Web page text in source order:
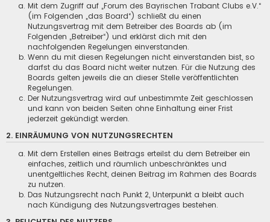
Mit dem Zugriff auf „Forum des Bayrischen Trabant Clubs e.V.“
(im Folgenden „das Board“) schließt du einen
Nutzungsvertrag mit dem Betreiber des Boards ab (im
Folgenden „Betreiber“) und erklärst dich mit den
nachfolgenden Regelungen einverstanden.
Wenn du mit diesen Regelungen nicht einverstanden bist, so
darfst du das Board nicht weiter nutzen. Für die Nutzung des
Boards gelten jeweils die an dieser Stelle veröffentlichten
Regelungen.
Der Nutzungsvertrag wird auf unbestimmte Zeit geschlossen
und kann von beiden Seiten ohne Einhaltung einer Frist
jederzeit gekündigt werden.
2. EINRÄUMUNG VON NUTZUNGSRECHTEN
Mit dem Erstellen eines Beitrags erteilst du dem Betreiber ein
einfaches, zeitlich und räumlich unbeschränktes und
unentgeltliches Recht, deinen Beitrag im Rahmen des Boards
zu nutzen.
Das Nutzungsrecht nach Punkt 2, Unterpunkt a bleibt auch
nach Kündigung des Nutzungsvertrages bestehen.